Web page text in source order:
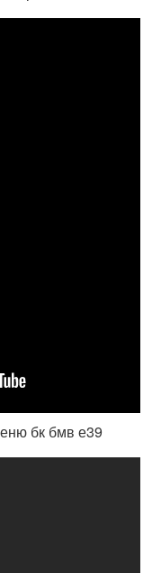
бк бмв е39